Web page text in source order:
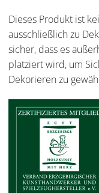
Dieses Produkt ist
ausschließlich zu
sicher, dass es
platziert wird, um
Dekorieren zu